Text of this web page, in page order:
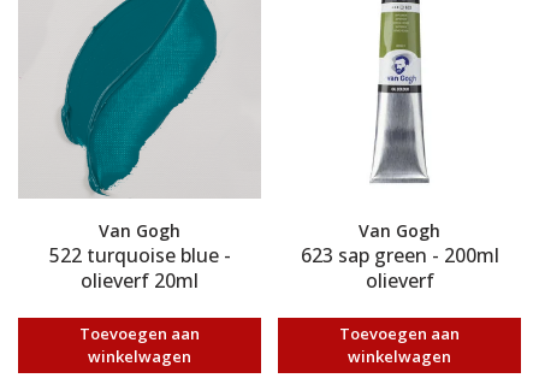
Van Gogh
522 turquoise blue -
olieverf 20ml
Toevoegen aan
winkelwagen
Van Gogh
623 sap green - 200ml
olieverf
Toevoegen aan
winkelwagen